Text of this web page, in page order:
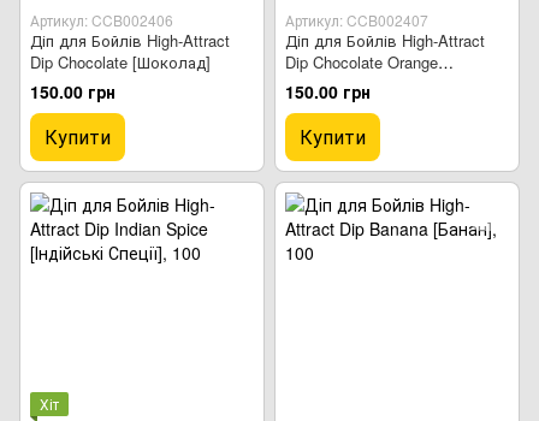
Артикул: CCB002406
Діп для Бойлів High-Attract
Dip Chocolate [Шоколад]
150.00 грн
Купити
Артикул: CCB002407
Діп для Бойлів High-Attract
Dip Chocolate Orange
[Шоколад & Апельсин]
150.00 грн
Купити
Хіт